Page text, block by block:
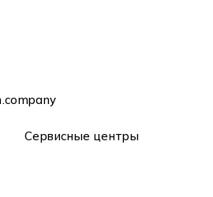
Сервисные центры